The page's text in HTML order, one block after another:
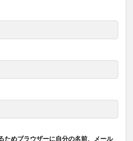
ためブラウザーに自分の名前、メール